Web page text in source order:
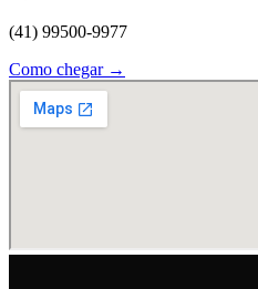
(41) 99500-9977
Como chegar →